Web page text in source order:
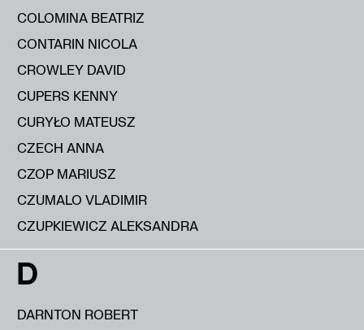
COLOMINA BEATRIZ
CONTARIN NICOLA
CROWLEY DAVID
CUPERS KENNY
CURYŁO MATEUSZ
CZECH ANNA
CZOP MARIUSZ
CZUMALO VLADIMIR
CZUPKIEWICZ ALEKSANDRA
D
DARNTON ROBERT